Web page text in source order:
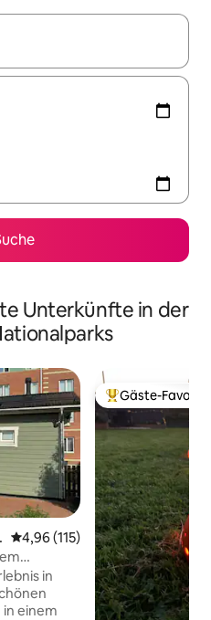
navigiere mit den
Unterkünfte in der
Durchschnittliche Bewertung:
4,96 (115)
in
einem
Beliebter Gäste-
Gäste-Favorit